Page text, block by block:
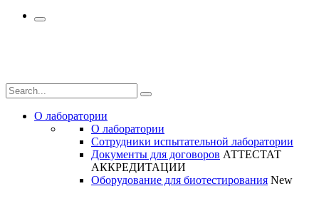
О лаборатории
О лаборатории
Сотрудники испытательной лаборатории
Документы для договоров АТТЕСТАТ
АККРЕДИТАЦИИ
Оборудование для биотестирования New